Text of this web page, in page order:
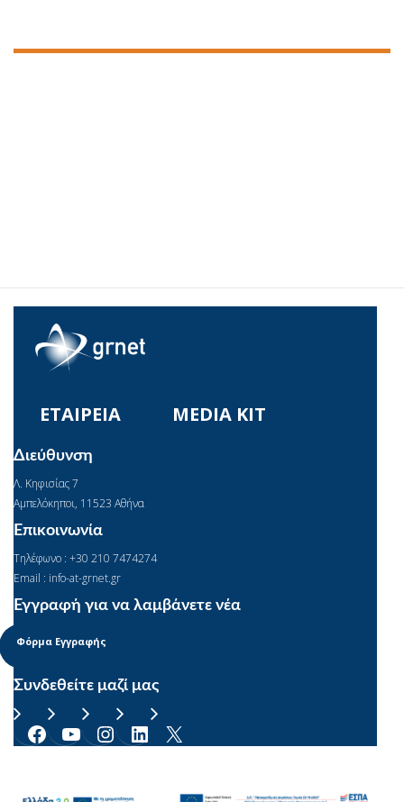
ΕΤΑΙΡΕΙΑ MEDIA KIT
Διεύθυνση
Λ. Κηφισίας 7
Αμπελόκηποι, 11523 Αθήνα
Επικοινωνία
Τηλέφωνο : +30 210 7474274
Email : info-at-grnet.gr
Εγγραφή για να λαμβάνετε νέα
Φόρμα Εγγραφής
Συνδεθείτε μαζί μας
Facebook YouTube Instagram Linkedin